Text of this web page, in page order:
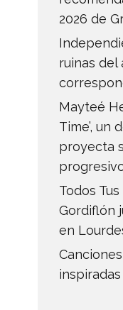
2026 de
ruinas del
Mayteé
Time’, un
proyecta
Todos
Gordiflón
en